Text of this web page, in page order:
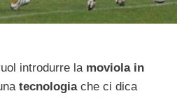
introdurre la moviola in
tecnologia che ci dica